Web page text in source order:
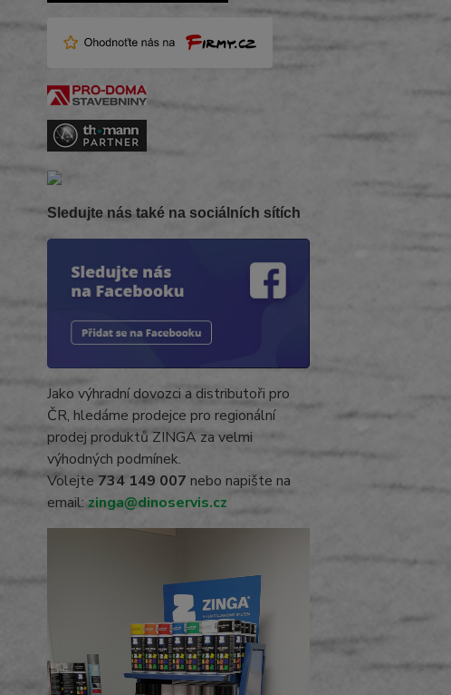
Sledujte nás také na sociálních sítích
Jako výhradní dovozci a distributoři pro
ČR, hledáme prodejce pro regionální
prodej produktů ZINGA za velmi
výhodných podmínek.
Volejte 734 149 007 nebo napište na
email: zinga@dinoservis.cz